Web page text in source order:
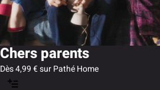
Chers parents
Dès 4,99 € sur Pathé Home